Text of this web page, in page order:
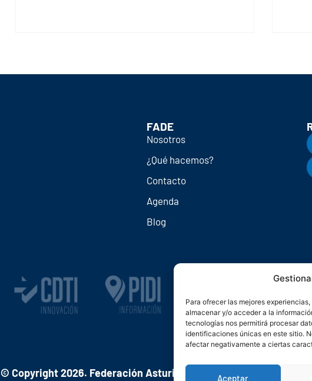
Para ofrecer las mejores
almacenar y/o acceder a la
tecnologías nos permitirá procesar
identificaciones únicas en este sitio.
afectar negativamente a ciertas
Aceptar
FADE
Nosotros
¿Qué hacemos?
Contacto
Agenda
Blog
© Copyright 2026. Federación Asturiana de Empresarios